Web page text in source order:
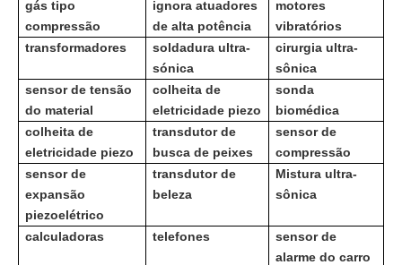
gás tipo
compressão
ignora atuadores
de alta potência
motores
vibratórios
transformadores
soldadura ultra-
sónica
cirurgia ultra-
sônica
sensor de tensão
do material
colheita de
eletricidade piezo
sonda
biomédica
colheita de
eletricidade piezo
transdutor de
busca de peixes
sensor de
compressão
sensor de
expansão
piezoelétrico
transdutor de
beleza
Mistura ultra-
sônica
calculadoras telefones
sensor de
alarme do carro